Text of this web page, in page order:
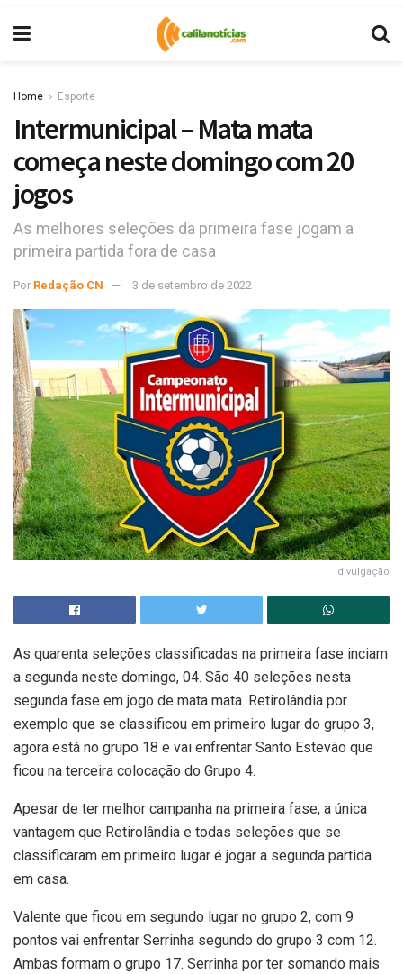
Home Esporte
Intermunicipal – Mata mata
começa neste domingo com 20
jogos
As melhores seleções da primeira fase jogam a
primeira partida fora de casa
Por Redação CN 3 de setembro de 2022
divulgação
As quarenta seleções classificadas na primeira fase inciam
a segunda neste domingo, 04. São 40 seleções nesta
segunda fase em jogo de mata mata. Retirolândia por
exemplo que se classificou em primeiro lugar do grupo 3,
agora está no grupo 18 e vai enfrentar Santo Estevão que
ficou na terceira colocação do Grupo 4.
Apesar de ter melhor campanha na primeira fase, a única
vantagem que Retirolândia e todas seleções que se
classificaram em primeiro lugar é jogar a segunda partida
em casa.
Valente que ficou em segundo lugar no grupo 2, com 9
pontos vai enfrentar Serrinha segundo do grupo 3 com 12.
Ambas formam o grupo 17. Serrinha por ter somando mais